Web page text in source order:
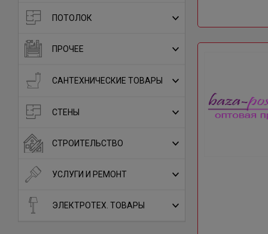
ПОТОЛОК
ПРОЧЕЕ
САНТЕХНИЧЕСКИЕ ТОВАРЫ
СТЕНЫ
СТРОИТЕЛЬСТВО
УСЛУГИ И РЕМОНТ
ЭЛЕКТРОТЕХ. ТОВАРЫ